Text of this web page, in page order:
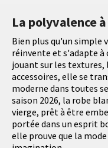
La polyvalence
Bien plus qu'un simple
réinvente et s'adapte à
jouant sur les
accessoires, elle se
moderne dans toutes
saison 2026, la robe
vierge, prêt à être
portée dans un esprit
elle prouve que la